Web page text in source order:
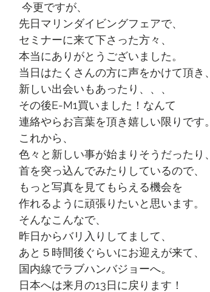
今更ですが、
先日マリンダイビングフェアで、
セミナーに来て下さった方々、
本当にありがとうございました。
当日はたくさんの方に声をかけて頂き、
新しい出会いもあったり、、、
その後E-M1買いました！なんて
連絡やらお言葉を頂き嬉しい限りです。
これから、
色々と新しい事が始まりそうだったり、
首を突っ込んでみたりしているので、
もっと写真を見てもらえる機会を
作れるように頑張りたいと思います。
そんなこんなで、
昨日からバリ入りしてまして、
あと５時間後ぐらいにお迎えが来て、
国内線でラブハンバジョーへ。
日本へは来月の13日に戻ります！